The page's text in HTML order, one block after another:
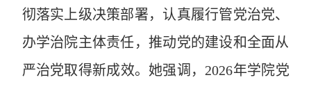
彻落实上级决策部署，认真履行管党治党、
办学治院主体责任，推动党的建设和全面从
严治党取得新成效。她强调， 2026年学院党